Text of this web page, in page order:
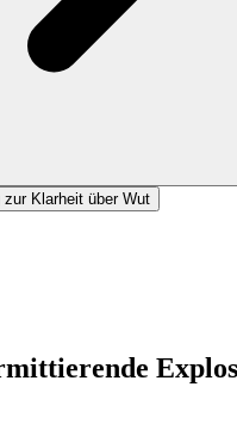
zur Klarheit über Wut